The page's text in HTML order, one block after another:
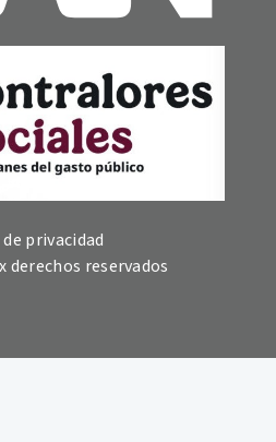
privacidad
derechos reservados